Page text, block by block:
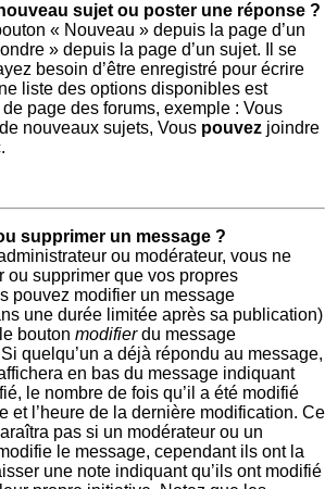
sujet ou poster une réponse ?
« Nouveau » depuis la page d’un
» depuis la page d’un sujet. Il se
besoin d’être enregistré pour écrire
liste des options disponibles est
page des forums, exemple : Vous
nouveaux sujets, Vous pouvez joindre
supprimer un message ?
ou modérateur, vous ne
ou supprimer que vos propres
pouvez modifier un message
une durée limitée après sa publication)
bouton modifierdu message
quelqu’un a déjà répondu au message,
en bas du message indiquant
le nombre de fois qu’il a été modifié
et l’heure de la dernière modification. Ce
pas si un modérateur ou un
le message, cependant ils ont la
une note indiquant qu’ils ont modifié